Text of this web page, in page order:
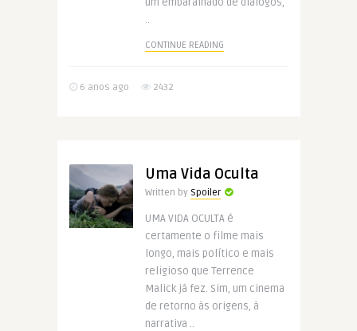
..
CONTINUE READING
6 anos ago 2432
Uma Vida Oculta
Written by Spoiler
UMA VIDA OCULTA é
certamente o filme mais
longo, mais político e mais
religioso que Terrence
Malick já fez. Sim, um cinema
de retorno às origens, à
narrativa ..